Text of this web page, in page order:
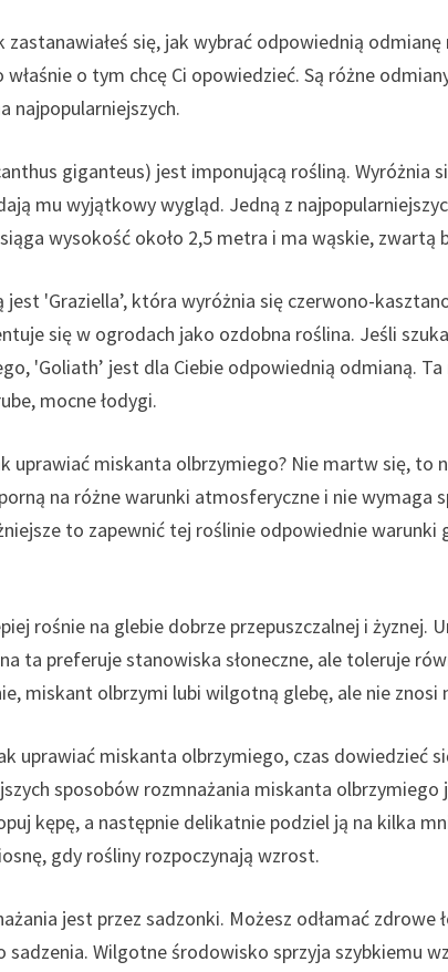
zastanawiałeś się, jak wybrać odpowiednią
o tym chcę Ci opowiedzieć. Są różne
najpopularniejszych.
giganteus) jest imponującą rośliną. Wyróżnia
mu wyjątkowy wygląd. Jedną z
wysokość około 2,5 metra i ma wąskie, zwartą
jest 'Graziella’, która wyróżnia się czerwono-
się w ogrodach jako ozdobna roślina. Jeśli
'Goliath’ jest dla Ciebie odpowiednią odmianą.
mocne łodygi.
uprawiać miskanta olbrzymiego? Nie martw się, to
na różne warunki atmosferyczne i nie wymaga
to zapewnić tej roślinie odpowiednie warunki
rośnie na glebie dobrze przepuszczalnej i żyznej.
ta preferuje stanowiska słoneczne, ale toleruje
miskant olbrzymi lubi wilgotną glebę, ale nie znosi
uprawiać miskanta olbrzymiego, czas dowiedzieć
sposobów rozmnażania miskanta olbrzymiego
kępę, a następnie delikatnie podziel ją na kilka
gdy rośliny rozpoczynają wzrost.
jest przez sadzonki. Możesz odłamać zdrowe
sadzenia. Wilgotne środowisko sprzyja szybkiemu